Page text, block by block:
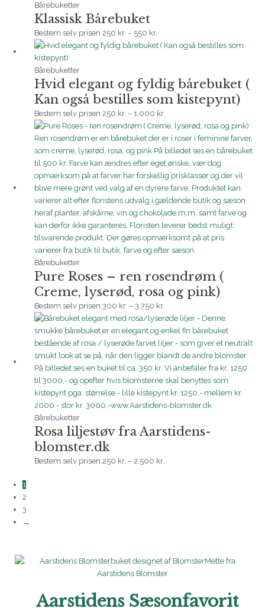
Bårebuketter
Klassisk Bårebuket
Bestem selv prisen250 kr. – 550 kr.
Bårebuketter
Hvid elegant og fyldig bårebuket (
Kan også bestilles som kistepynt)
Bestem selv prisen250 kr. – 1.000 kr.
Prisinterval:
1.000 kr.
Bårebuketter
Pure Roses – ren rosendrøm (
Creme, lyserød, rosa og pink)
Bestem selv prisen300 kr. – 3.750 kr.
Prisinterval:
300 kr.
til
3.750 kr.
Bårebuketter
Rosa liljestøv fra Aarstidens-
blomster.dk
Bestem selv prisen250 kr. – 2.500 kr.
Prisinterval:
250 kr.
til
2.500 kr.
1
2
3
→
Aarstidens Sæsonfavorit